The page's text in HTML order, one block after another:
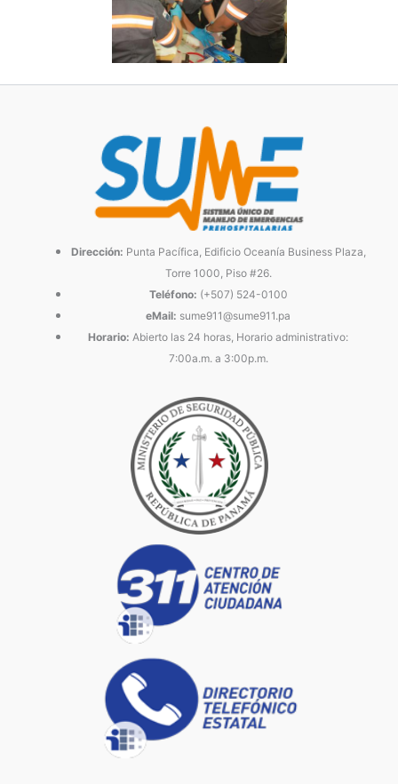
Dirección: Punta Pacífica, Edificio Oceanía Business Plaza,
Torre 1000, Piso #26.
Teléfono: (+507) 524-0100
eMail: sume911@sume911.pa
Horario: Abierto las 24 horas, Horario administrativo:
7:00a.m. a 3:00p.m.